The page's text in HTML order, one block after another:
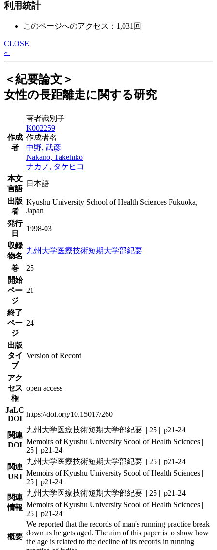
利用統計
このページへのアクセス：1,031回
CLOSE
»
＜紀要論文＞
女性の長距離走に関する研究
作成
者
著者識別子
K002259
作成者名
中野, 武彦
Nakano, Takehiko
ナカノ, タケヒコ
本文
言語
日本語
出版
者
Kyushu University School of Health Sciences Fukuoka,
Japan
発行
日
1998-03
収録
物名
九州大学医療技術短期大学部紀要
巻
25
開始
ペー
ジ
21
終了
ペー
ジ
24
出版
タイ
プ
Version of Record
アク
セス
権
open access
JaLC
DOI
https://doi.org/10.15017/260
関連
DOI
九州大学医療技術短期大学部紀要 || 25 || p21-24
Memoirs of Kyushu University Scool of Health Sciences ||
25 || p21-24
関連
URI
九州大学医療技術短期大学部紀要 || 25 || p21-24
Memoirs of Kyushu University Scool of Health Sciences ||
25 || p21-24
関連
情報
九州大学医療技術短期大学部紀要 || 25 || p21-24
Memoirs of Kyushu University Scool of Health Sciences ||
25 || p21-24
概要
We reported that the records of man's running practice break
down as he gets aged. The aim of this paper is to show how
the age is related to the decline of its records in running